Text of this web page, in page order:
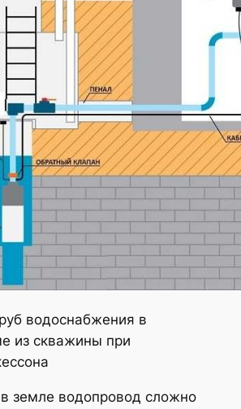
водоснабжения в
из скважины при
земле водопровод сложно